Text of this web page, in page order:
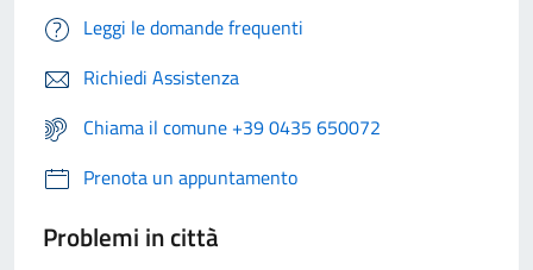
Leggi le domande frequenti
Richiedi Assistenza
Chiama il comune +39 0435 650072
Prenota un appuntamento
Problemi in città